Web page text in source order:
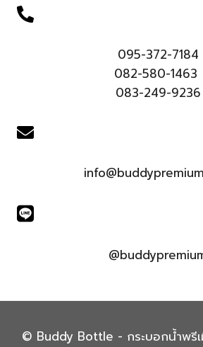
095-372-7184
082-580-1463
083-249-9236
© Buddy Bottle - กระบอกน้ำพรีเ